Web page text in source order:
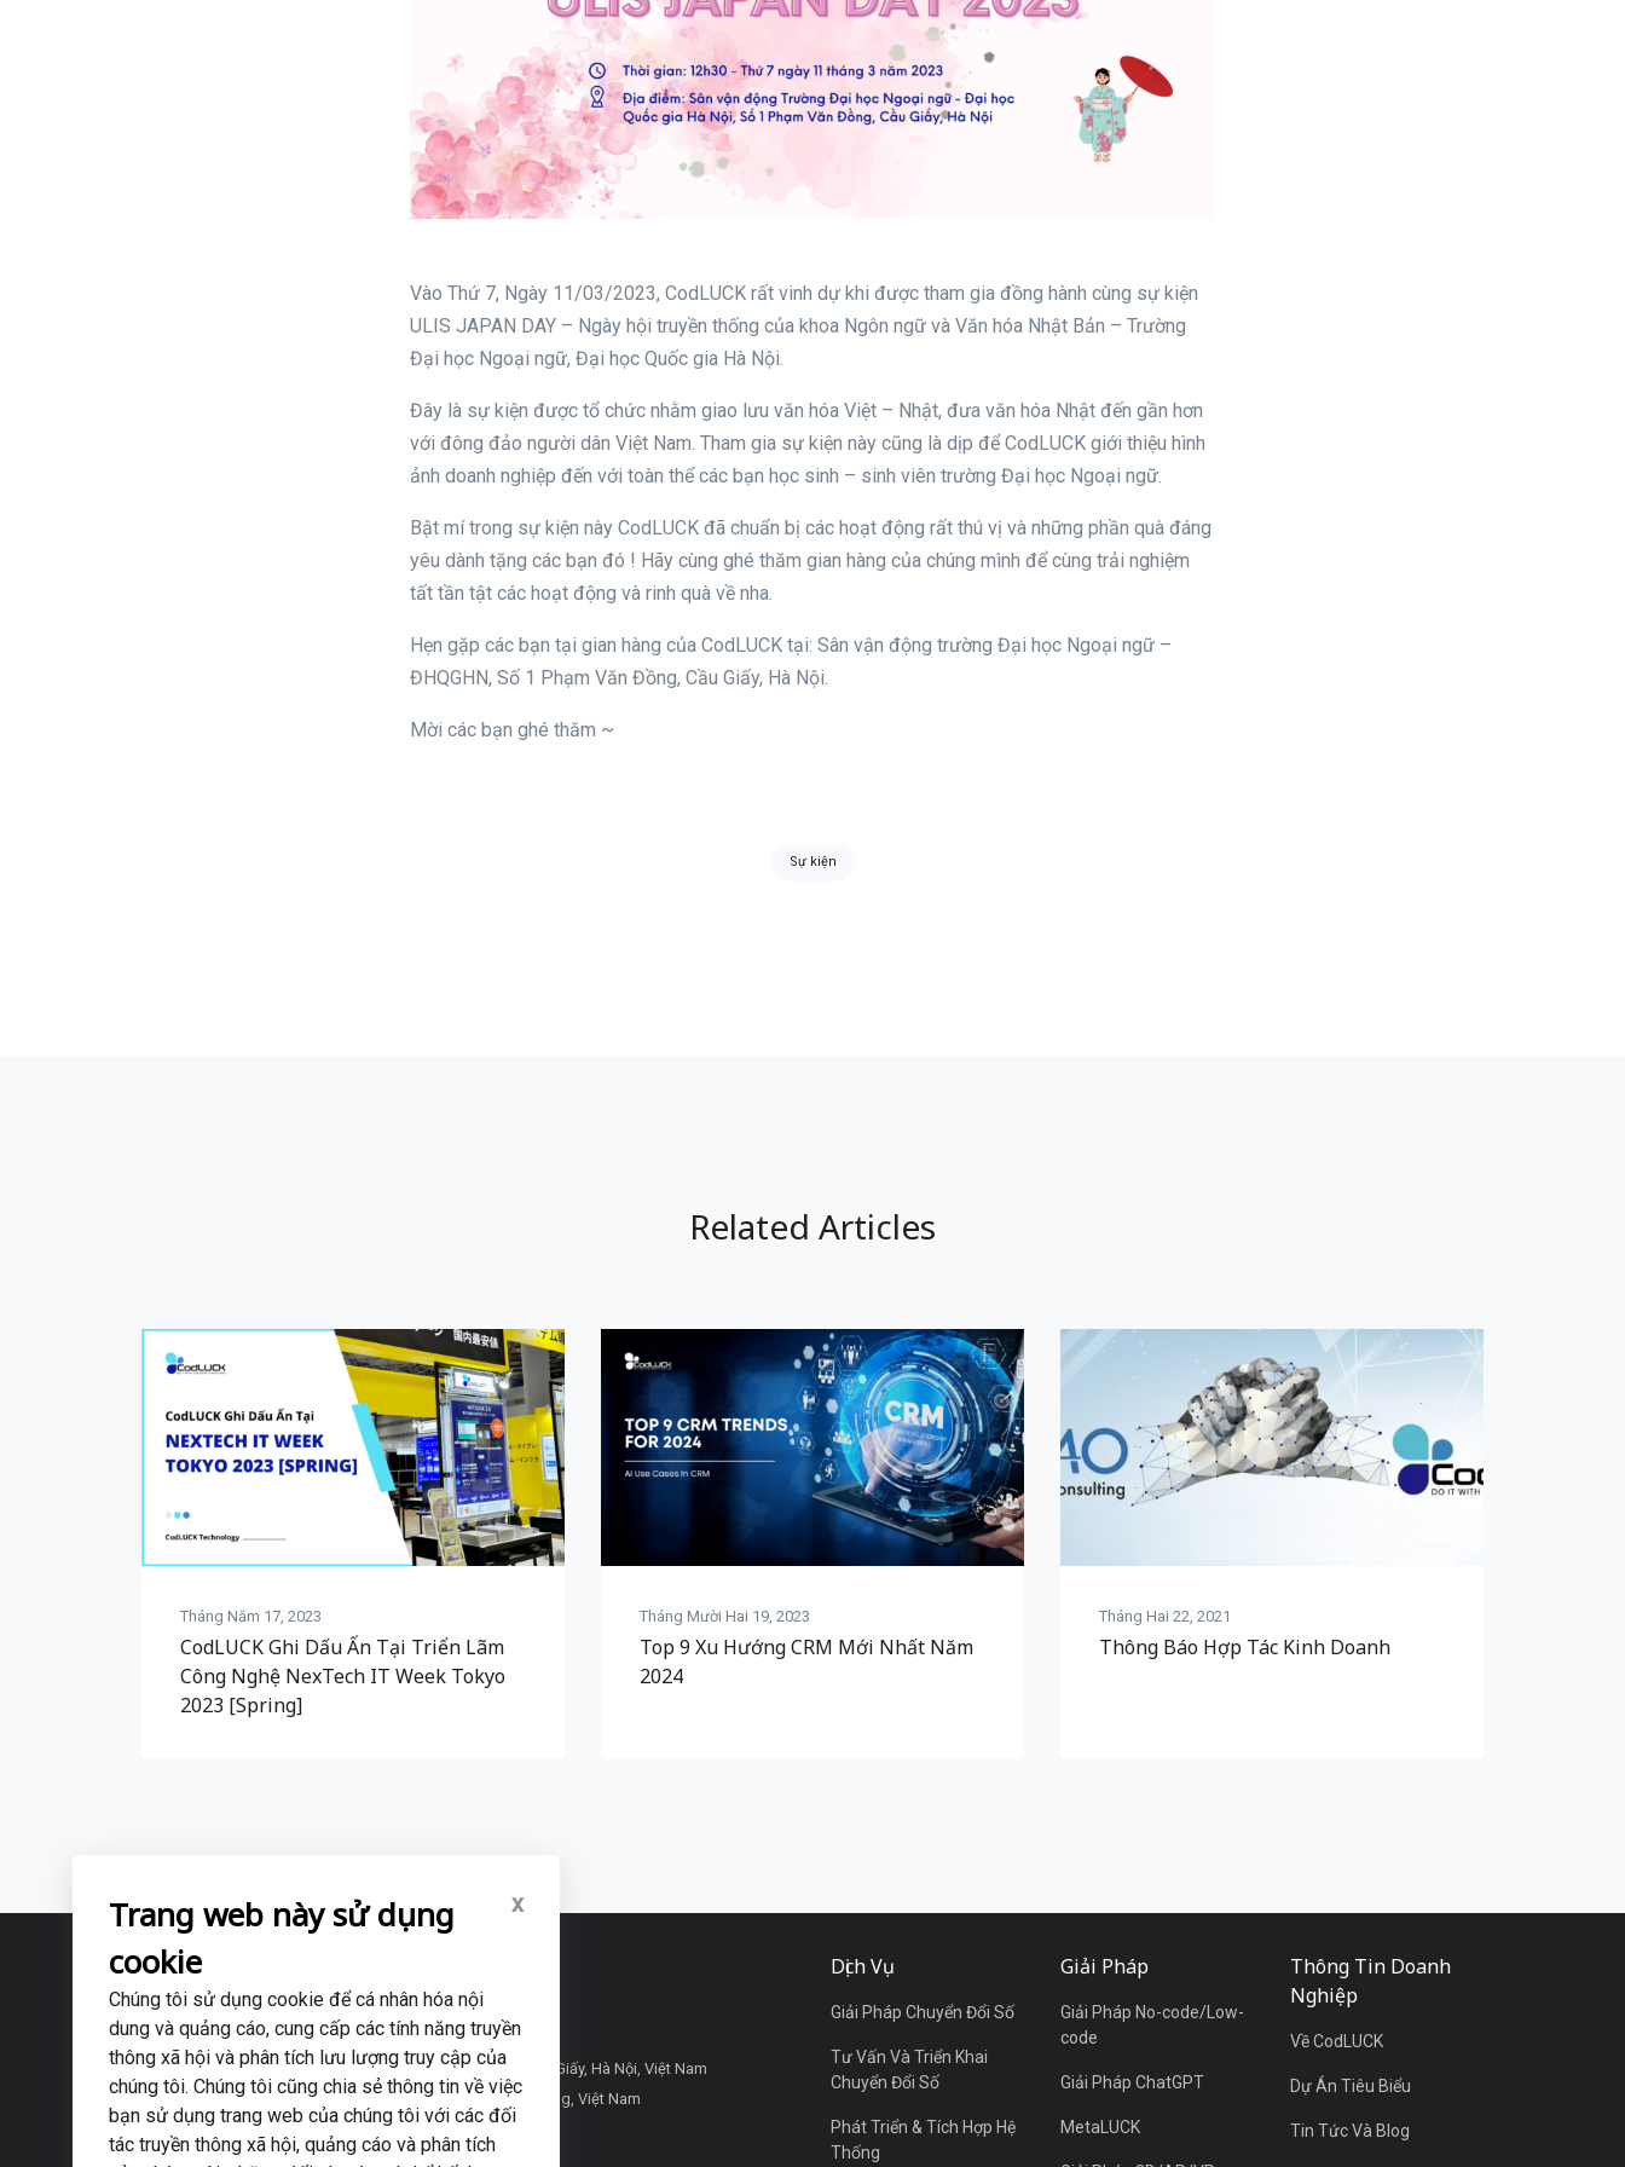
Vào Thứ 7, Ngày 11/03/2023, CodLUCK rất vinh dự khi được tham gia đồng hành cùng sự kiện
ULIS JAPAN DAY – Ngày hội truyền thống của khoa Ngôn ngữ và Văn hóa Nhật Bản – Trường
Đại học Ngoại ngữ, Đại học Quốc gia Hà Nội.
Đây là sự kiện được tổ chức nhằm giao lưu văn hóa Việt – Nhật, đưa văn hóa Nhật đến gần hơn
với đông đảo người dân Việt Nam. Tham gia sự kiện này cũng là dịp để CodLUCK giới thiệu hình
ảnh doanh nghiệp đến với toàn thể các bạn học sinh – sinh viên trường Đại học Ngoại ngữ.
Bật mí trong sự kiện này CodLUCK đã chuẩn bị các hoạt động rất thú vị và những phần quà đáng
yêu dành tặng các bạn đó ! Hãy cùng ghé thăm gian hàng của chúng mình để cùng trải nghiệm
tất tần tật các hoạt động và rinh quà về nha.
Hẹn gặp các bạn tại gian hàng của CodLUCK tại: Sân vận động trường Đại học Ngoại ngữ –
ĐHQGHN, Số 1 Phạm Văn Đồng, Cầu Giấy, Hà Nội.
Mời các bạn ghé thăm ~
Sự kiện
Related Articles
Tháng Năm 17, 2023
CodLUCK Ghi Dấu Ấn Tại Triển Lãm
Công Nghệ NexTech IT Week Tokyo
2023 [Spring]
Tháng Mười Hai 19, 2023
Top 9 Xu Hướng CRM Mới Nhất Năm
2024
Tháng Hai 22, 2021
Thông Báo Hợp Tác Kinh Doanh
CodLUCK TECHNOLOGY ., JSC (văn phòng Việt Nam)
・Trụ sở chính: Tầng 6, tòa CMAT Building, 9/4 Duy Tân, Cầu Giấy, Hà Nội, Việt Nam
・Văn phòng giao dịch Đà Nẵng: 15 Hoa Lư, Sơn Trà, Đà Nẵng, Việt Nam
・Email: info@codluck.com
Dịch Vụ
Giải Pháp Chuyển Đổi Số
Tư Vấn Và Triển Khai
Chuyển Đổi Số
Phát Triển & Tích Hợp Hệ
Thống
Giải Pháp
Giải Pháp No-code/Low-
code
Giải Pháp ChatGPT
MetaLUCK
Thông Tin Doanh
Nghiệp
Về CodLUCK
Dự Án Tiêu Biểu
Tin Tức Và Blog
Trang web này sử dụng
cookie
x
Chúng tôi sử dụng cookie để cá nhân hóa nội
dung và quảng cáo, cung cấp các tính năng truyền
thông xã hội và phân tích lưu lượng truy cập của
chúng tôi. Chúng tôi cũng chia sẻ thông tin về việc
bạn sử dụng trang web của chúng tôi với các đối
tác truyền thông xã hội, quảng cáo và phân tích